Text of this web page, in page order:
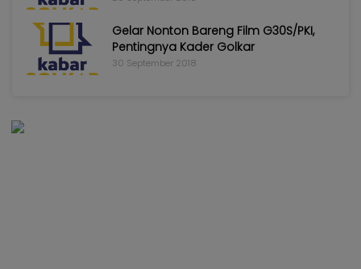
Gelar Nonton Bareng Film G30S/PKI,
Pentingnya Kader Golkar
30 September 2018